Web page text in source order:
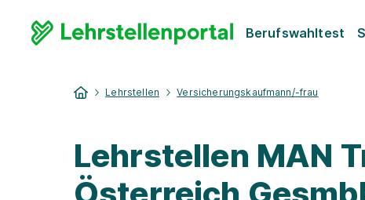
Berufswahltest
Lehrstellen Versicherungskaufmann/-frau
Lehrstellen MAN